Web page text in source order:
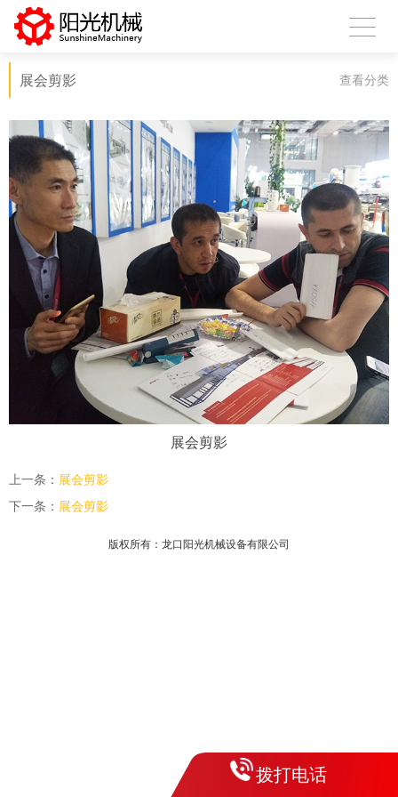
展会剪影 查看分类
展会剪影
上一条： 展会剪影
下一条： 展会剪影
版权所有：龙口阳光机械设备有限公司
拨打电话
扫描微信二维码 X